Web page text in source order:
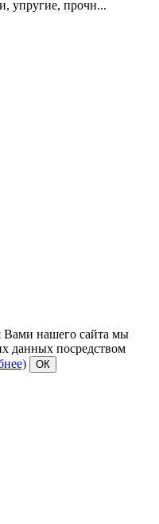
упругие, прочн...
Вами нашего сайта мы
данных посредством
ОК